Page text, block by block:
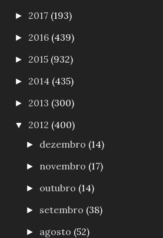
► 2017 (193)
► 2016 (439)
► 2015 (932)
► 2014 (435)
► 2013 (300)
▼ 2012 (400)
► dezembro (14)
► novembro (17)
► outubro (14)
► setembro (38)
► agosto (52)